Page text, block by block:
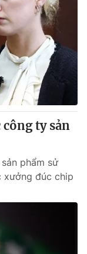
ty sản
phẩm sử
xưởng đúc chip